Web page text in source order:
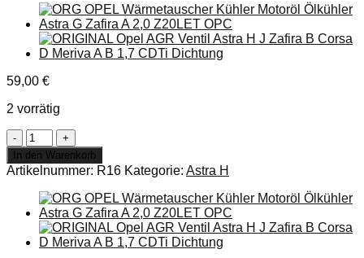
59,00 €
2 vorrätig
NEU
+
ORIGINAL
OPEL
Astra
H
Scheinwerfer
Halter
Rep
In den Warenkorb
Artikelnummer: R16 Kategorie: Astra H